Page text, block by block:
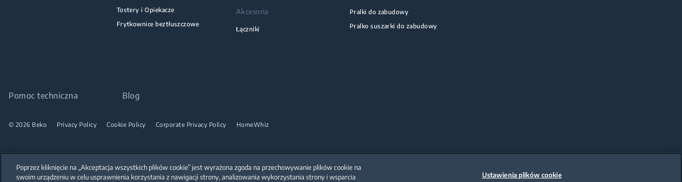
Tostery i Opiekacze
Frytkownice beztłuszczowe
Akcesoria
Łączniki
Pralki do zabudowy
Pralko suszarki do zabudowy
Pomoc techniczna Blog
© 2026 Beko Privacy Policy Cookie Policy Corporate Privacy Policy HomeWhiz
Poprzez kliknięcie na „Akceptacja wszystkich plików cookie” jest wyrażona zgoda na przechowywanie plików cookie na
swoim urządzeniu w celu usprawnienia korzystania z nawigacji strony, analizowania wykorzystania strony i wsparcia
Ustawienia plików cookie